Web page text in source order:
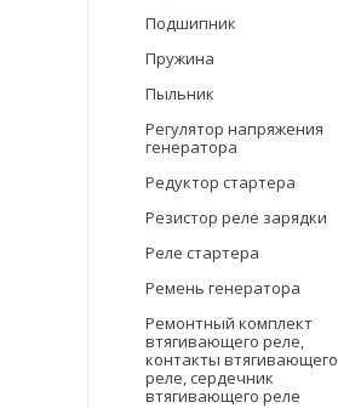
Подшипник
Пружина
Пыльник
Регулятор напряжения
генератора
Редуктор стартера
Резистор реле зарядки
Реле стартера
Ремень генератора
Ремонтный комплект
втягивающего реле,
контакты втягивающего
реле, сердечник
втягивающего реле